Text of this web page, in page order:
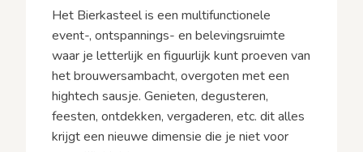
Het Bierkasteel is een multifunctionele
event-, ontspannings- en belevingsruimte
waar je letterlijk en figuurlijk kunt proeven van
het brouwersambacht, overgoten met een
hightech sausje. Genieten, degusteren,
feesten, ontdekken, vergaderen, etc. dit alles
krijgt een nieuwe dimensie die je niet voor